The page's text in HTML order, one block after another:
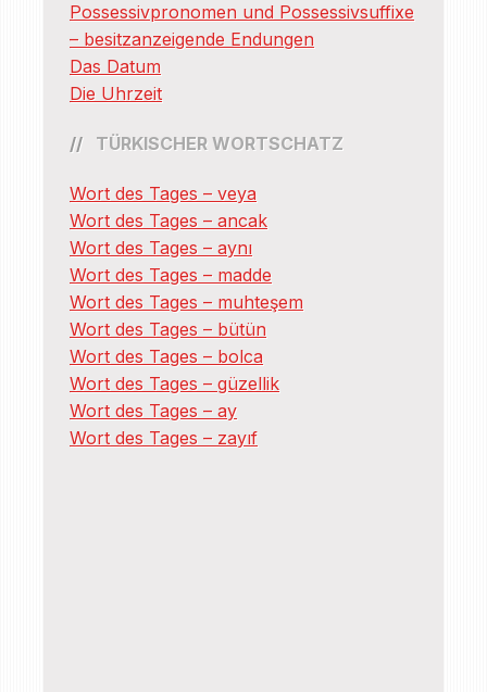
Possessivpronomen und Possessivsuffixe
– besitzanzeigende Endungen
Das Datum
Die Uhrzeit
TÜRKISCHER WORTSCHATZ
Wort des Tages – veya
Wort des Tages – ancak
Wort des Tages – aynı
Wort des Tages – madde
Wort des Tages – muhteşem
Wort des Tages – bütün
Wort des Tages – bolca
Wort des Tages – güzellik
Wort des Tages – ay
Wort des Tages – zayıf